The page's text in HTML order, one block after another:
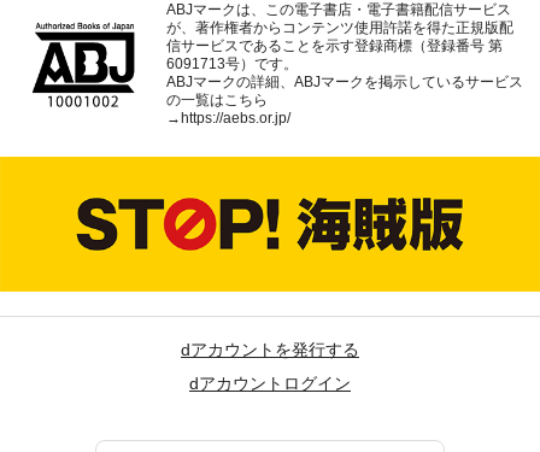
ABJマークは、この電子書店・電子書籍配信サービス
が、著作権者からコンテンツ使用許諾を得た正規版配
信サービスであることを示す登録商標（登録番号 第
6091713号）です。
ABJマークの詳細、ABJマークを掲示しているサービス
の一覧はこちら
→ https://aebs.or.jp/
dアカウントを発行する
dアカウントログイン